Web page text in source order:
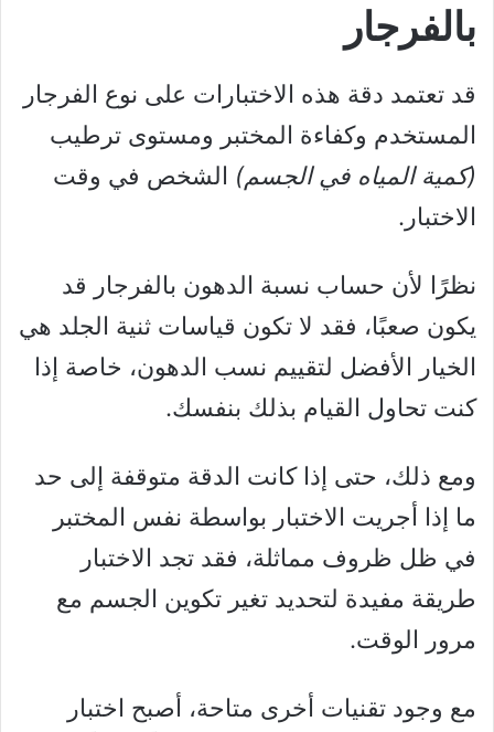
بالفرجار
قد تعتمد دقة هذه الاختبارات على نوع الفرجار
المستخدم وكفاءة المختبر ومستوى ترطيب
(كمية المياه في الجسم) الشخص في وقت
الاختبار.
نظرًا لأن حساب نسبة الدهون بالفرجار قد
يكون صعبًا، فقد لا تكون قياسات ثنية الجلد هي
الخيار الأفضل لتقييم نسب الدهون، خاصة إذا
كنت تحاول القيام بذلك بنفسك.
ومع ذلك، حتى إذا كانت الدقة متوقفة إلى حد
ما إذا أجريت الاختبار بواسطة نفس المختبر
في ظل ظروف مماثلة، فقد تجد الاختبار
طريقة مفيدة لتحديد تغير تكوين الجسم مع
مرور الوقت.
مع وجود تقنيات أخرى متاحة، أصبح اختبار